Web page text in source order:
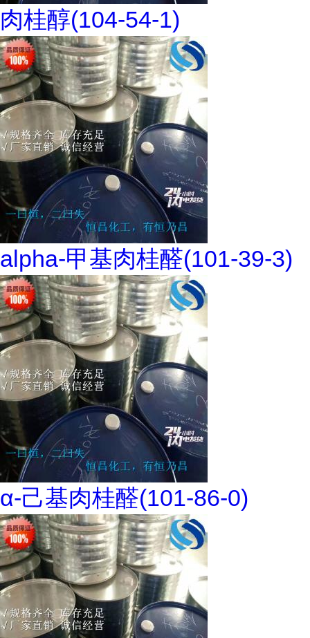
肉桂醇(104-54-1)
alpha-甲基肉桂醛(101-39-3)
α-己基肉桂醛(101-86-0)